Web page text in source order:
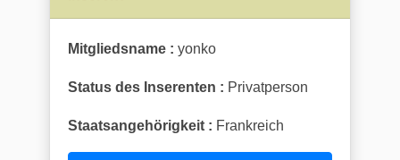
Mitgliedsname : yonko
Status des Inserenten : Privatperson
Staatsangehörigkeit : Frankreich